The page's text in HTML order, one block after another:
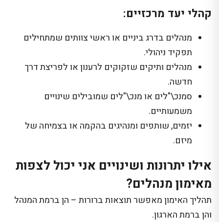
קהלי יעד מרכזיים:
מנהלים בדרג ביניים או ראשי צוותים שמתחילים
תפקיד ניהולי.
מנהלים ותיקים שזקוקים לרענון או לפריצת דרך
חדשה.
סמנכ\"לים או מנכ\"לים שמובילים שינויים
משמעותיים.
יזמים, שותפים ומנהיגים בהקמה או בצמיחה של
מיזם.
אילו יתרונות ושינויים אני יכול לצפות
מאימון מנהלים?
תהליך האימון מאפשר תוצאות ברורות – הן ברמת המנהל
והן ברמת הארגון.